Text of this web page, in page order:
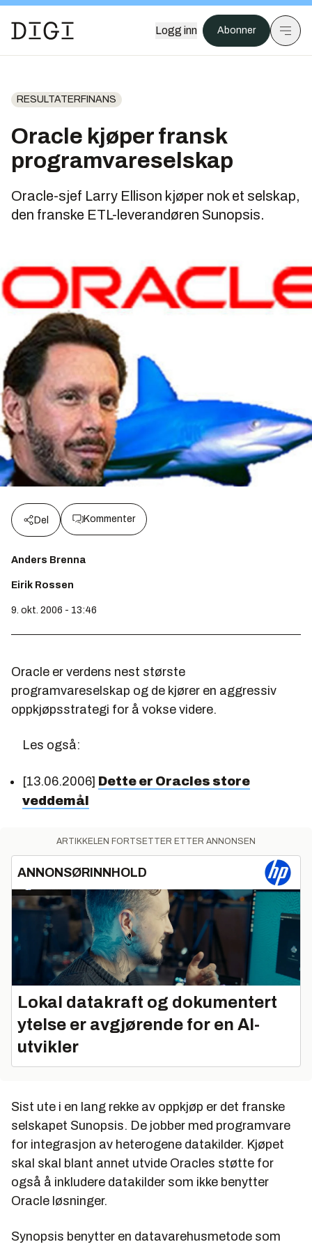
Logg inn Abonner
RESULTATERFINANS
Oracle kjøper fransk
programvareselskap
Oracle-sjef Larry Ellison kjøper nok et selskap,
den franske ETL-leverandøren Sunopsis.
Del Kommenter
Anders Brenna
Eirik Rossen
9. okt. 2006 - 13:46
Oracle er verdens nest største
programvareselskap og de kjører en aggressiv
oppkjøpsstrategi for å vokse videre.
Les også:
[13.06.2006] Dette er Oracles store
veddemål
ARTIKKELEN FORTSETTER ETTER ANNONSEN
ANNONSØRINNHOLD
Lokal datakraft og dokumentert
ytelse er avgjørende for en AI-
utvikler
Sist ute i en lang rekke av oppkjøp er det franske
selskapet Sunopsis. De jobber med programvare
for integrasjon av heterogene datakilder. Kjøpet
skal skal blant annet utvide Oracles støtte for
også å inkludere datakilder som ikke benytter
Oracle løsninger.
Synopsis benytter en datavarehusmetode som